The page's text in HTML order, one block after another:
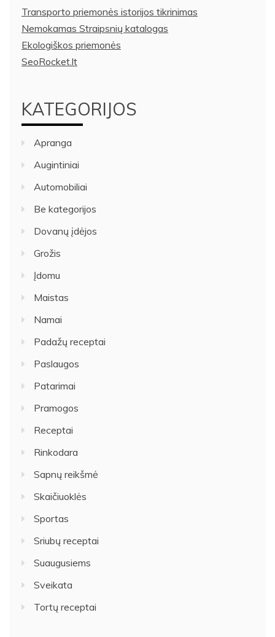
Transporto priemonės istorijos tikrinimas
Nemokamas Straipsnių katalogas
Ekologiškos priemonės
SeoRocket.lt
KATEGORIJOS
Apranga
Augintiniai
Automobiliai
Be kategorijos
Dovanų įdėjos
Grožis
Įdomu
Maistas
Namai
Padažų receptai
Paslaugos
Patarimai
Pramogos
Receptai
Rinkodara
Sapnų reikšmė
Skaičiuoklės
Sportas
Sriubų receptai
Suaugusiems
Sveikata
Tortų receptai